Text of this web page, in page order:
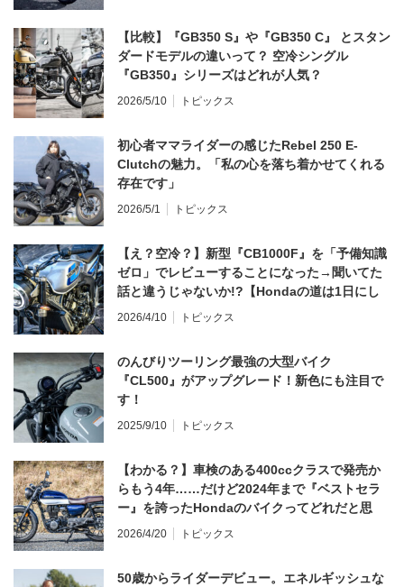
【比較】『GB350 S』や『GB350 C』 とスタン
ダードモデルの違いって？ 空冷シングル
『GB350』シリーズはどれが人気？
2026/5/10 トピックス
初心者ママライダーの感じたRebel 250 E-
Clutchの魅力。「私の心を落ち着かせてくれる
存在です」
2026/5/1 トピックス
【え？空冷？】新型『CB1000F』を「予備知識
ゼロ」でレビューすることになった→聞いてた
話と違うじゃないか!?【Hondaの道は1日にし
てならず／CB1000F ①第一印象 編】
2026/4/10 トピックス
のんびりツーリング最強の大型バイク
『CL500』がアップグレード！新色にも注目で
す！
2025/9/10 トピックス
【わかる？】車検のある400ccクラスで発売か
らもう4年……だけど2024年まで『ベストセラ
ー』を誇ったHondaのバイクってどれだと思
う？
2026/4/20 トピックス
50歳からライダーデビュー。エネルギッシュな